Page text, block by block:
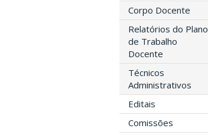
Corpo Docente
Relatórios do Plano
de Trabalho
Docente
Técnicos
Administrativos
Editais
Comissões